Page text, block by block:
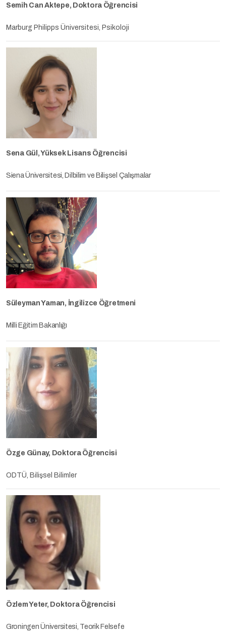
Semih Can Aktepe, Doktora Öğrencisi
Marburg Philipps Üniversitesi, Psikoloji
Sena Gül, Yüksek Lisans Öğrencisi
Siena Üniversitesi, Dilbilim ve Bilişsel Çalışmalar
Süleyman Yaman, İngilizce Öğretmeni
Milli Eğitim Bakanlığı
Özge Günay, Doktora Öğrencisi
ODTÜ, Bilişsel Bilimler
Özlem Yeter, Doktora Öğrencisi
Groningen Üniversitesi, Teorik Felsefe